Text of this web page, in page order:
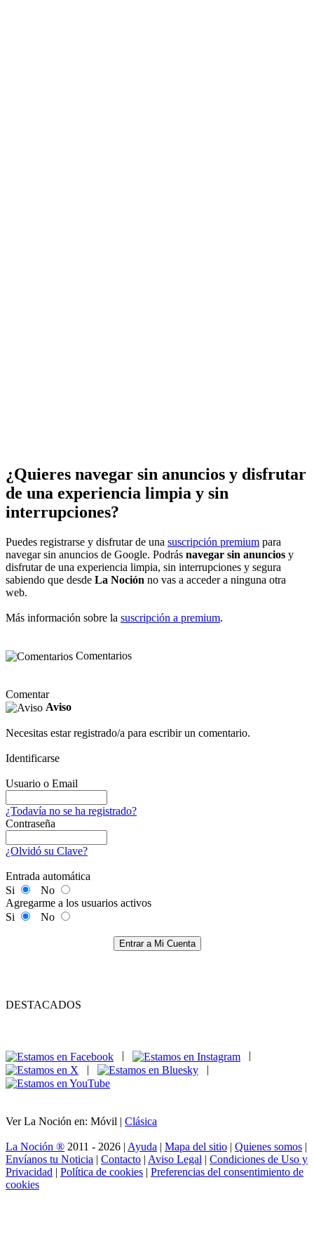
¿Quieres navegar sin anuncios y disfrutar
de una experiencia limpia y sin
interrupciones?
Puedes registrarse y disfrutar de una suscripción premium para
navegar sin anuncios de Google. Podrás navegar sin anuncios y
disfrutar de una experiencia limpia, sin interrupciones y segura
sabiendo que desde La Noción no vas a acceder a ninguna otra
web.
Más información sobre la suscripción a premium.
Comentarios
Comentar
Aviso
Necesitas estar registrado/a para escribir un comentario.
Identificarse
Usuario o Email
¿Todavía no se ha registrado?
Contraseña
¿Olvidó su Clave?
Entrada automática
Si
No
Agregarme a los usuarios activos
Si
No
Entrar a Mi Cuenta
DESTACADOS
|
|
Ver La Noción en: Móvil | Clásica
La Noción ® 2011 - 2026 | Ayuda | Mapa del sitio | Quienes somos |
Envíanos tu Noticia | Contacto | Aviso Legal | Condiciones de Uso y
Privacidad | Política de cookies | Preferencias del consentimiento de
cookies